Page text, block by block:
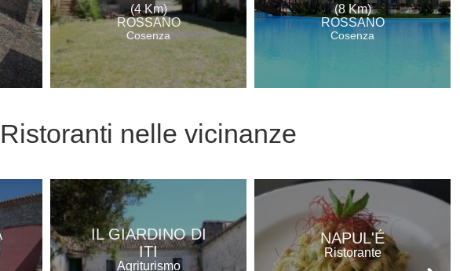
(4 Km)
ROSSANO
Cosenza
(8 Km)
ROSSANO
Cosenza
Ristoranti nelle vicinanze
IL GIARDINO DI
ITI
Agriturismo
NAPUL'É
Ristorante